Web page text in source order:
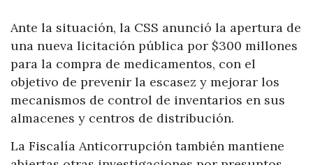
Ante la situación, la CSS anunció la apertura de
una nueva licitación pública por $300 millones
para la compra de medicamentos, con el
objetivo de prevenir la escasez y mejorar los
mecanismos de control de inventarios en sus
almacenes y centros de distribución.
La Fiscalía Anticorrupción también mantiene